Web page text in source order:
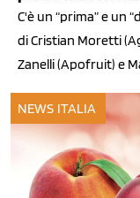
C'è un “prima” e un
di Cristian Moretti
Zanelli (Apofruit) e
NEWS ITALIA